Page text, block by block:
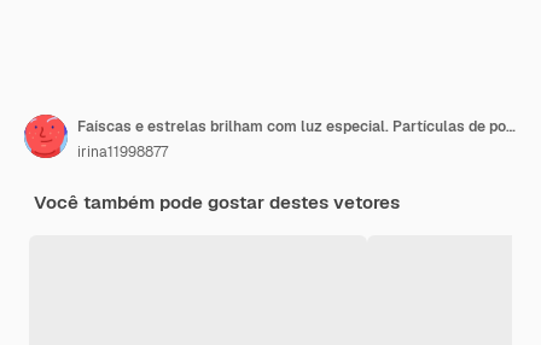
Faíscas e estrelas brilham com luz especial. Partículas de poeira mágica cintilante.
irina11998877
Você também pode gostar destes vetores